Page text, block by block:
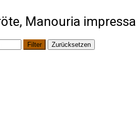
Manouria impressa
Filter Zurücksetzen